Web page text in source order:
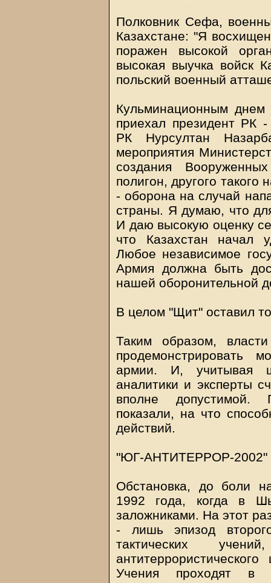
Полковник Сефа,
Казахстане: "Я
поражен высокой
высокая выучка войск
польский военный
Кульминационным днем
приехал президент РК
РК Нурсултан
мероприятия
создания
полигон, другого
- оборона на случай
страны. Я думаю, что
И даю высокую оценку
что Казахстан начал
Любое независимое
Армия должна быть
нашей оборонительной
В целом "Щит" оставил
Таким образом,
продемонстрировать
армии. И, учитывая
аналитики и эксперты
вполне допустимой.
показали, на что
действий.
"ЮГ-АНТИТЕРРОР-2002"
Обстановка, до боли
1992 года, когда в
заложниками. На этот
- лишь эпизод
тактических
Учения проходят в